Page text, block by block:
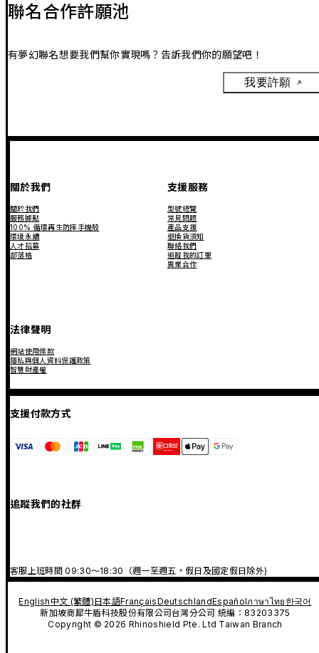
聯名合作許願池
有夢幻聯名想要我們幫你實現嗎？告訴我們你的願望吧！
我要許願
關於我們
關於我們
服務據點
100% 循環再生防摔手機殼
環境永續
人才招募
部落格
支援服務
型號總覽
常見問題
產品支援
退換貨須知
聯絡我們
追蹤我的訂單
異業合作
法律聲明
網站使用條款
隱私與個人資料保護政策
智慧財產權
支援付款方式
追蹤我們的社群
客服上班時間 09:30～18:30（週一至週五，假日及國定假日除外)
English中文 (繁體)日本語FrançaisDeutschlandEspañolภาษาไทย 한국어
新加坡商犀牛盾科技股份有限公司台灣分公司 統編：83203375
Copyright © 2026 Rhinoshield Pte. Ltd Taiwan Branch